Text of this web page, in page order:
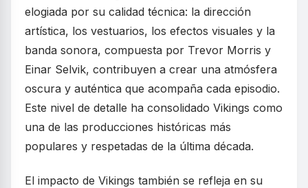
elogiada por su calidad técnica: la dirección
artística, los vestuarios, los efectos visuales y la
banda sonora, compuesta por Trevor Morris y
Einar Selvik, contribuyen a crear una atmósfera
oscura y auténtica que acompaña cada episodio.
Este nivel de detalle ha consolidado Vikings como
una de las producciones históricas más
populares y respetadas de la última década.
El impacto de Vikings también se refleja en su